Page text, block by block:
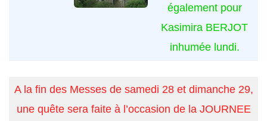
également pour
Kasimira BERJOT
inhumée lundi.
A la fin des Messes de samedi 28 et dimanche 29,
une quête sera faite à l’occasion de la JOURNEE